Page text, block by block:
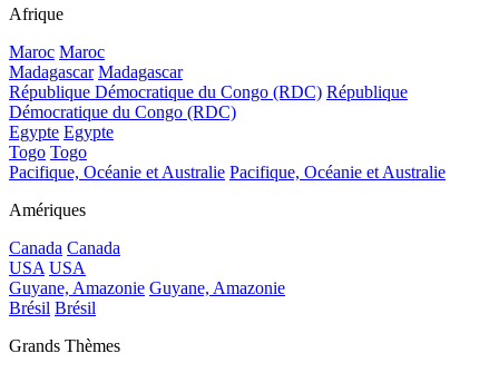
Afrique
Maroc Maroc
Madagascar Madagascar
République Démocratique du Congo (RDC) République
Démocratique du Congo (RDC)
Egypte Egypte
Togo Togo
Pacifique, Océanie et Australie Pacifique, Océanie et Australie
Amériques
Canada Canada
USA USA
Guyane, Amazonie Guyane, Amazonie
Brésil Brésil
Grands Thèmes